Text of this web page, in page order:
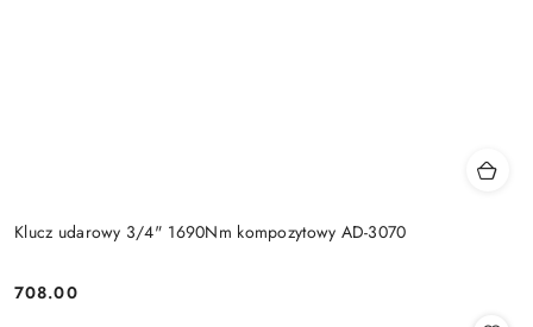
Klucz udarowy 3/4" 1690Nm kompozytowy AD-3070
Cena:
708.00